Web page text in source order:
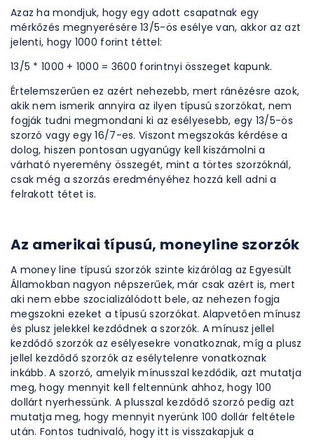
Azaz ha mondjuk, hogy egy adott csapatnak egy
mérkőzés megnyerésére 13/5-ös esélye van, akkor az azt
jelenti, hogy 1000 forint téttel:
13/5 * 1000 + 1000 = 3600 forintnyi összeget kapunk.
Értelemszerűen ez azért nehezebb, mert ránézésre azok,
akik nem ismerik annyira az ilyen típusú szorzókat, nem
fogják tudni megmondani ki az esélyesebb, egy 13/5-ös
szorzó vagy egy 16/7-es. Viszont megszokás kérdése a
dolog, hiszen pontosan ugyanúgy kell kiszámolni a
várható nyeremény összegét, mint a törtes szorzóknál,
csak még a szorzás eredményéhez hozzá kell adni a
felrakott tétet is.
Az amerikai típusú, moneyline szorzók
A money line típusú szorzók szinte kizárólag az Egyesült
Államokban nagyon népszerűek, már csak azért is, mert
aki nem ebbe szocializálódott bele, az nehezen fogja
megszokni ezeket a típusú szorzókat. Alapvetően mínusz
és plusz jelekkel kezdődnek a szorzók. A mínusz jellel
kezdődő szorzók az esélyesekre vonatkoznak, míg a plusz
jellel kezdődő szorzók az esélytelenre vonatkoznak
inkább. A szorzó, amelyik mínusszal kezdődik, azt mutatja
meg, hogy mennyit kell feltennünk ahhoz, hogy 100
dollárt nyerhessünk. A plusszal kezdődő szorzó pedig azt
mutatja meg, hogy mennyit nyerünk 100 dollár feltétele
után. Fontos tudnivaló, hogy itt is visszakapjuk a